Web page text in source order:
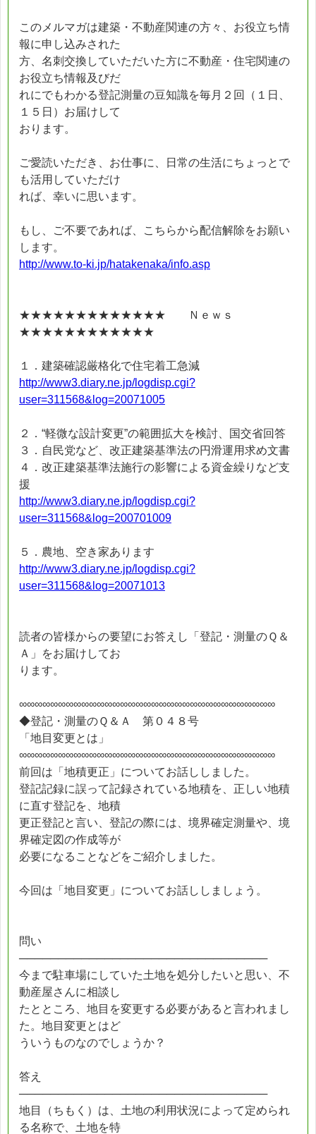
このメルマガは建築・不動産関連の方々、お役立ち情
報に申し込みされた
方、名刺交換していただいた方に不動産・住宅関連の
お役立ち情報及びだ
れにでもわかる登記測量の豆知識を毎月２回（１日、
１５日）お届けして
おります。
ご愛読いただき、お仕事に、日常の生活にちょっとで
も活用していただけ
れば、幸いに思います。
もし、ご不要であれば、こちらから配信解除をお願い
します。
http://www.to-ki.jp/hatakenaka/info.asp
★★★★★★★★★★★★★ Ｎｅｗｓ
★★★★★★★★★★★★
１．建築確認厳格化で住宅着工急減
http://www3.diary.ne.jp/logdisp.cgi?
user=311568&log=20071005
２．“軽微な設計変更”の範囲拡大を検討、国交省回答
３．自民党など、改正建築基準法の円滑運用求め文書
４．改正建築基準法施行の影響による資金繰りなど支
援
http://www3.diary.ne.jp/logdisp.cgi?
user=311568&log=200701009
５．農地、空き家あります
http://www3.diary.ne.jp/logdisp.cgi?
user=311568&log=20071013
読者の皆様からの要望にお答えし「登記・測量のＱ＆
Ａ」をお届けしてお
ります。
∞∞∞∞∞∞∞∞∞∞∞∞∞∞∞∞∞∞∞∞∞∞∞∞∞∞∞∞∞∞∞∞∞
◆登記・測量のＱ＆Ａ 第０４８号
「地目変更とは」
∞∞∞∞∞∞∞∞∞∞∞∞∞∞∞∞∞∞∞∞∞∞∞∞∞∞∞∞∞∞∞∞∞
前回は「地積更正」についてお話ししました。
登記記録に誤って記録されている地積を、正しい地積
に直す登記を、地積
更正登記と言い、登記の際には、境界確定測量や、境
界確定図の作成等が
必要になることなどをご紹介しました。
今回は「地目変更」についてお話ししましょう。
問い
────────────────────────────────
今まで駐車場にしていた土地を処分したいと思い、不
動産屋さんに相談し
たとところ、地目を変更する必要があると言われまし
た。地目変更とはど
ういうものなのでしょうか？
答え
────────────────────────────────
地目（ちもく）は、土地の利用状況によって定められ
る名称で、土地を特